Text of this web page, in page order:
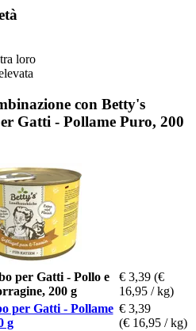
loro
con Betty's
Gatti - Pollame Puro, 200
per Gatti - Pollo e
200 g
€ 3,39 (€
16,95 / kg)
per Gatti - Pollame
g
€ 3,39
(€ 16,95 / kg)